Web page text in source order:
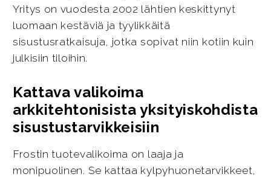
Yritys on vuodesta 2002 lähtien keskittynyt
luomaan kestäviä ja tyylikkäitä
sisustusratkaisuja, jotka sopivat niin kotiin kuin
julkisiin tiloihin.
Kattava valikoima
arkkitehtonisista yksityiskohdista
sisustustarvikkeisiin
Frostin tuotevalikoima on laaja ja
monipuolinen. Se kattaa kylpyhuonetarvikkeet,